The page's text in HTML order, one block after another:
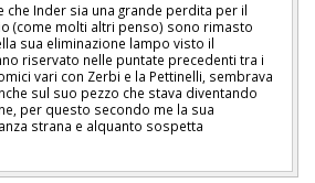
che Inder sia una grande perdita per il
(come molti altri penso) sono rimasto
sua eliminazione lampo visto il
riservato nelle puntate precedenti tra i
vari con Zerbi e la Pettinelli, sembrava
sul suo pezzo che stava diventando
per questo secondo me la sua
strana e alquanto sospetta